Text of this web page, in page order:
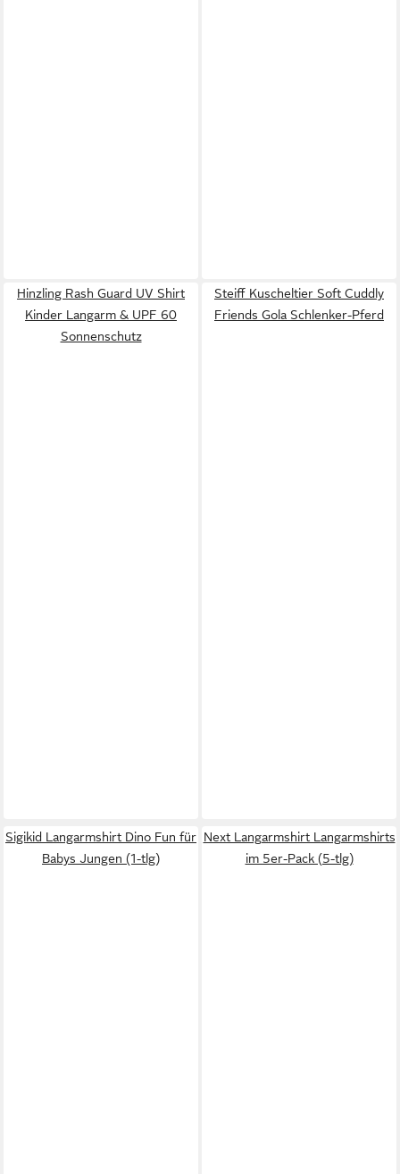
Hinzling Rash Guard UV Shirt
Kinder Langarm & UPF 60
Sonnenschutz
Steiff Kuscheltier Soft Cuddly
Friends Gola Schlenker-Pferd
Sigikid Langarmshirt Dino Fun für
Babys Jungen (1-tlg)
Next Langarmshirt Langarmshirts
im 5er-Pack (5-tlg)